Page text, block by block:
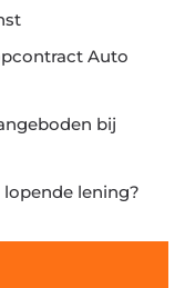
Auto
bij
lening?